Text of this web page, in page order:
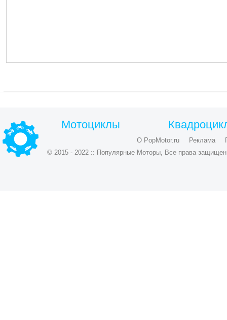
Мотоциклы
О PopMotor.ru Реклама
© 2015 - 2022 :: Популярные Моторы, Все права